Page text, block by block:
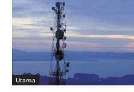
Utama